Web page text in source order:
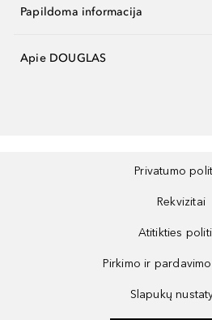
Papildoma informacija
Apie DOUGLAS
Privatumo
Rekvizitai
Atitikties
Pirkimo ir
Slapukų